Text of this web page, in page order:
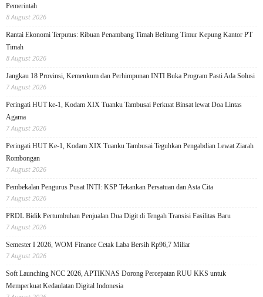
Pemerintah
8 August 2026
Rantai Ekonomi Terputus: Ribuan Penambang Timah Belitung Timur Kepung Kantor PT
Timah
8 August 2026
Jangkau 18 Provinsi, Kemenkum dan Perhimpunan INTI Buka Program Pasti Ada Solusi
7 August 2026
Peringati HUT ke-1, Kodam XIX Tuanku Tambusai Perkuat Binsat lewat Doa Lintas
Agama
7 August 2026
Peringati HUT Ke-1, Kodam XIX Tuanku Tambusai Teguhkan Pengabdian Lewat Ziarah
Rombongan
7 August 2026
Pembekalan Pengurus Pusat INTI: KSP Tekankan Persatuan dan Asta Cita
7 August 2026
PRDL Bidik Pertumbuhan Penjualan Dua Digit di Tengah Transisi Fasilitas Baru
7 August 2026
Semester I 2026, WOM Finance Cetak Laba Bersih Rp96,7 Miliar
7 August 2026
Soft Launching NCC 2026, APTIKNAS Dorong Percepatan RUU KKS untuk
Memperkuat Kedaulatan Digital Indonesia